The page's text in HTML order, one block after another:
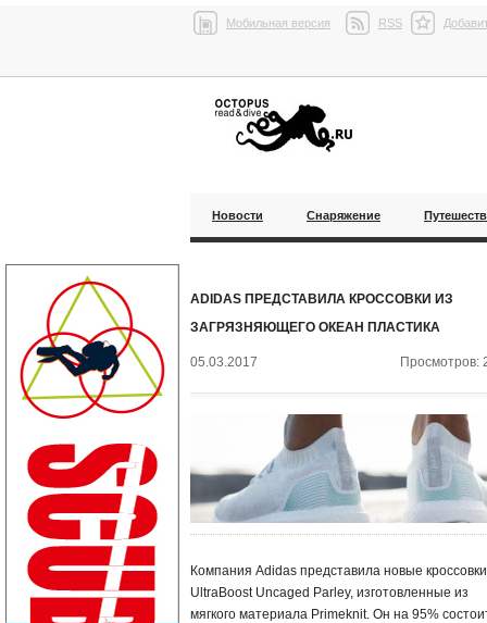
Мобильная версия RSS
Новости Снаряжение
ADIDAS ПРЕДСТАВИЛА КРОССОВКИ ИЗ
ЗАГРЯЗНЯЮЩЕГО ОКЕАН ПЛАСТИКА
05.03.2017 Просмотров:
Компания Adidas представила новые кроссовки
UltraBoost Uncaged Parley, изготовленные из
мягкого материала Primeknit. Он на 95%